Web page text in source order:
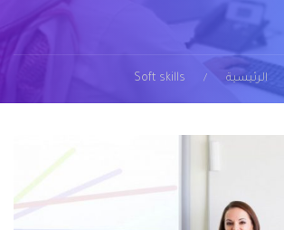
الرئيسية Soft skills